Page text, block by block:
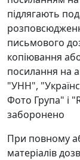
підлягають
письмового
копіювання
посилання на
"УНН",
Фото Група" і
заборонено
При повному
матеріалів